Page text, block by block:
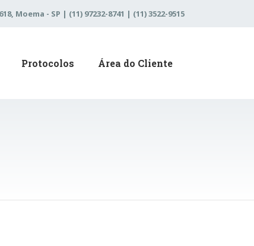
Moema - SP | (11) 97232-8741 | (11) 3522-9515
Protocolos Área do Cliente